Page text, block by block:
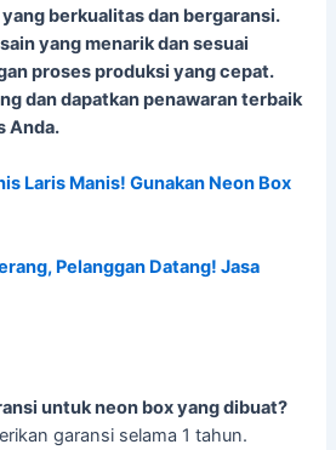
berkualitas dan bergaransi.
yang menarik dan sesuai
proses produksi yang cepat.
dan dapatkan penawaran terbaik
Anda.
Laris Manis! Gunakan Neon Box
Pelanggan Datang! Jasa
untuk neon box yang dibuat?
garansi selama 1 tahun.